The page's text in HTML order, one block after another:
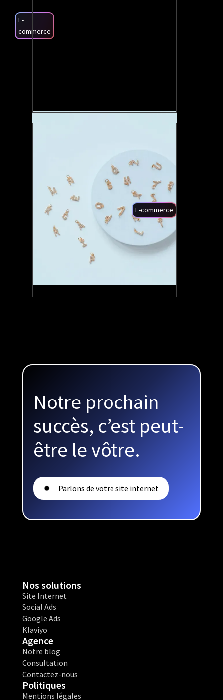
E-
commerce
E-commerce
Notre prochain
succès, c’est peut-
être le vôtre.
Parlons de votre site internet
Nos solutions
Site Internet
Social Ads
Google Ads
Klaviyo
Agence
Notre blog
Consultation
Contactez-nous
Politiques
Mentions légales